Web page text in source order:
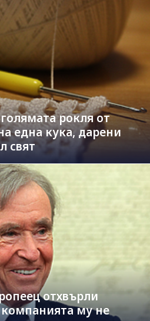
рокля от
една кука, дарени
свят
отхвърли
му не